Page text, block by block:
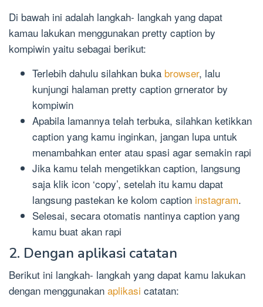
Di bawah ini adalah langkah- langkah yang dapat
kamau lakukan menggunakan pretty caption by
kompiwin yaitu sebagai berikut:
Terlebih dahulu silahkan buka browser, lalu
kunjungi halaman pretty caption grnerator by
kompiwin
Apabila lamannya telah terbuka, silahkan ketikkan
caption yang kamu inginkan, jangan lupa untuk
menambahkan enter atau spasi agar semakin rapi
Jika kamu telah mengetikkan caption, langsung
saja klik icon ‘copy’, setelah itu kamu dapat
langsung pastekan ke kolom caption instagram.
Selesai, secara otomatis nantinya caption yang
kamu buat akan rapi
2. Dengan aplikasi catatan
Berikut ini langkah- langkah yang dapat kamu lakukan
dengan menggunakan aplikasi catatan: